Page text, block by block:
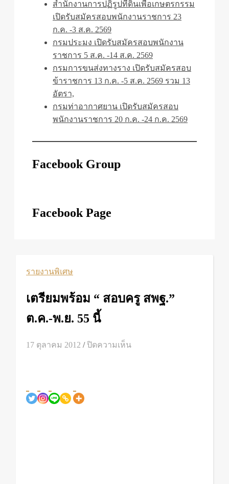
สำนักงานการปฏิรูปที่ดินเพื่อเกษตรกรรม
เปิดรับสมัครสอบพนักงานราชการ 23
ก.ค. -3 ส.ค. 2569
กรมประมง เปิดรับสมัครสอบพนักงาน
ราชการ 5 ส.ค. -14 ส.ค. 2569
กรมการขนส่งทางราง เปิดรับสมัครสอบ
ข้าราชการ 13 ก.ค. -5 ส.ค. 2569 รวม 13
อัตรา,
กรมท่าอากาศยาน เปิดรับสมัครสอบ
พนักงานราชการ 20 ก.ค. -24 ก.ค. 2569
Facebook Group
Facebook Page
รายงานพิเศษ
เตรียมพร้อม “ สอบครู สพฐ.”
ต.ค.-พ.ย. 55 นี้
17 ตุลาคม 2012 / ปิดความเห็นบน